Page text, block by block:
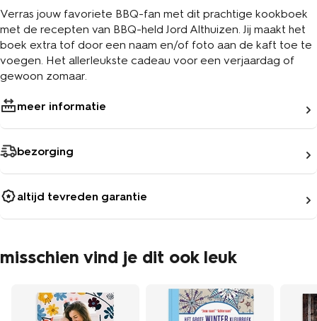
Verras jouw favoriete BBQ-fan met dit prachtige kookboek
met de recepten van BBQ-held Jord Althuizen. Jij maakt het
boek extra tof door een naam en/of foto aan de kaft toe te
voegen. Het allerleukste cadeau voor een verjaardag of
gewoon zomaar.
meer informatie
bezorging
altijd tevreden garantie
misschien vind je dit ook leuk